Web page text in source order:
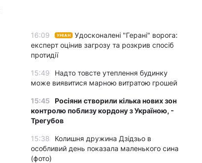
16:09 УНІАН
Удосконалені "Герані" ворога:
експерт оцінив загрозу та розкрив спосіб
протидії
15:49
Надто товсте утеплення будинку
може виявитися марною витратою грошей
15:45 Росіяни створили кілька нових зон
контролю поблизу кордону з Україною, -
Трегубов
15:38
Колишня дружина Дзідзьо в
особливий день показала маленького сина
(фото)